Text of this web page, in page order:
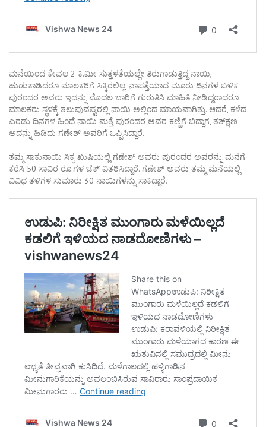
ಮನೆಯಿಂದ ಕೇವಲ 2 ಕಿ.ಮೀ ಸುತ್ತಳತೆಯಲ್ಲೇ ತಿರುಗಾಡುತ್ತಿದ್ದ ನಾಯಿ,
ಹುಡುಕಾಡಿದರೂ ಮಾಲಕರಿಗೆ ಸಿಕ್ಕಿರಲಿಲ್ಲ. ನಾಪತ್ತೆಯಾದ ಮೂರು ದಿನಗಳ ಬಳಿಕ
ಪುರಂದರ ಅವರು ಇದನ್ನು ಮೊದಲ ಬಾರಿಗೆ ಗುರುತಿಸಿ ಮಾಹಿತಿ ನೀಡಿದ್ದರಾದರೂ
ಮಾಲಕರು ಸ್ಥಳಕ್ಕೆ ತಲುಪುವಷ್ಟರಲ್ಲಿ ನಾಯಿ ಅಲ್ಲಿಂದ ಮಾಯವಾಗಿತ್ತು. ಆದರೆ, ಕಳೆದ
ಎರಡು ದಿನಗಳ ಹಿಂದೆ ನಾಯಿ ಮತ್ತೆ ಪುರಂದರ ಅವರ ಕಣ್ಣಿಗೆ ಬಿದ್ದಾಗ, ತತ್‌ಕ್ಷಣ
ಅದನ್ನು ಹಿಡಿದು ಗಣೇಶ್‌ ಅವರಿಗೆ ಒಪ್ಪಿಸಿದ್ದಾರೆ.
ತಮ್ಮ ಸಾಕುನಾಯಿ ಸಿಕ್ಕ ಖುಷಿಯಲ್ಲಿ ಗಣೇಶ್‌ ಅವರು ಪುರಂದರ ಅವರನ್ನು ಮನೆಗೆ
ಕರೆಸಿ 50 ಸಾವಿರ ರೂ.ಗಳ ಚೆಕ್‌ ವಿತರಿಸಿದ್ದಾರೆ. ಗಣೇಶ್‌ ಅವರು ತಮ್ಮ ಮನೆಯಲ್ಲಿ
ವಿವಿಧ ತಳಿಗಳ ಸುಮಾರು 30 ನಾಯಿಗಳನ್ನು ಸಾಕಿದ್ದಾರೆ.